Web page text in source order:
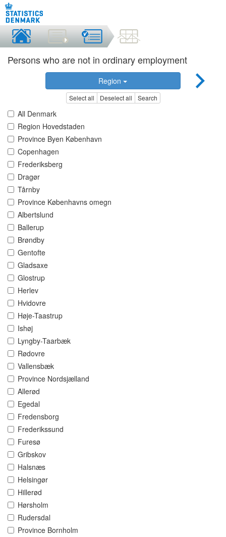
Persons who are not in ordinary employment
Region
Select all Deselect all Search
All Denmark
Region Hovedstaden
Province Byen København
Copenhagen
Frederiksberg
Dragør
Tårnby
Province Københavns omegn
Albertslund
Ballerup
Brøndby
Gentofte
Gladsaxe
Glostrup
Herlev
Hvidovre
Høje-Taastrup
Ishøj
Lyngby-Taarbæk
Rødovre
Vallensbæk
Province Nordsjælland
Allerød
Egedal
Fredensborg
Frederikssund
Furesø
Gribskov
Halsnæs
Helsingør
Hillerød
Hørsholm
Rudersdal
Province Bornholm